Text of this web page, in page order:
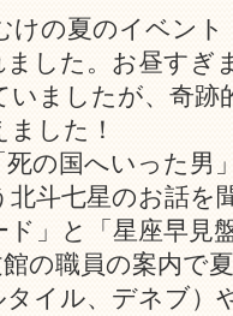
けの夏のイベン
した。お昼すぎ
いましたが、奇跡
した！
の国へいった男
北斗七星のお話を
」と「星座早見
の職員の案内で
イル、デネブ）